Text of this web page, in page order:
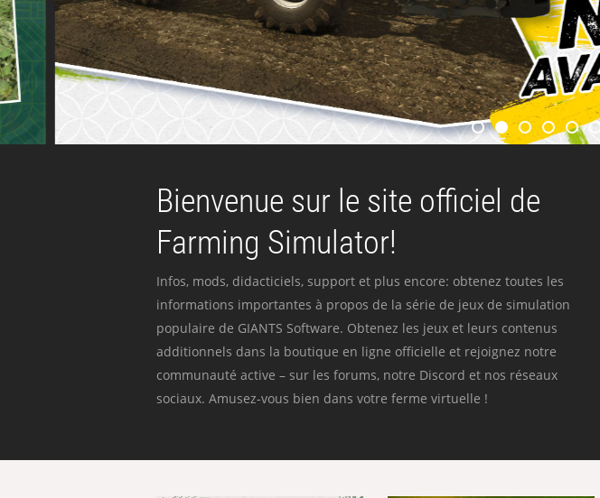
Bienvenue sur le site officiel de
Farming Simulator!
Infos, mods, didacticiels, support et plus encore: obtenez toutes les
informations importantes à propos de la série de jeux de simulation
populaire de GIANTS Software. Obtenez les jeux et leurs contenus
additionnels dans la boutique en ligne officielle et rejoignez notre
communauté active – sur les forums, notre Discord et nos réseaux
sociaux. Amusez-vous bien dans votre ferme virtuelle !